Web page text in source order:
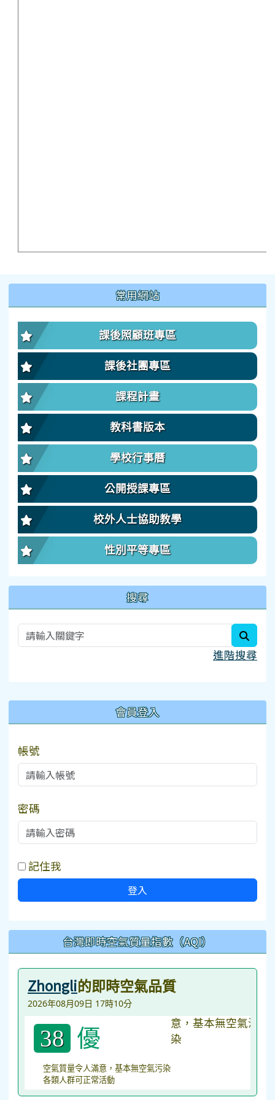
常用網站
課後照顧班專區
課後社團專區
課程計畫
教科書版本
學校行事曆
公開授課專區
校外人士協助教學
性別平等專區
搜尋
進階搜尋
會員登入
帳號
密碼
記住我
登入
台灣即時空氣質量指數（AQI）
Zhongli的即時空氣品質
2026年08月09日 17時10分
38 優
空氣質量令人滿意，基本無空氣污染
各類人群可正常活動